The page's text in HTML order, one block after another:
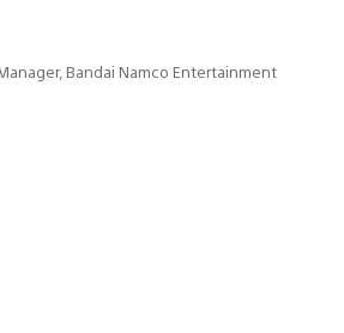
Bandai Namco Entertainment